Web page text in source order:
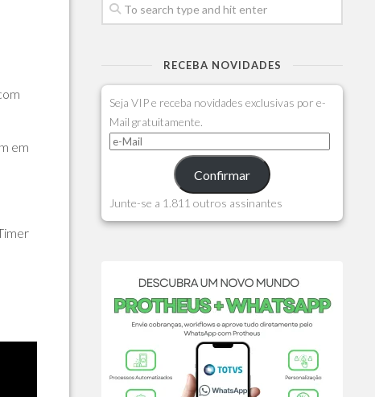
em
RECEBA NOVIDADES
Seja VIP e receba novidades exclusivas por e-
Mail gratuitamente.
Confirmar
Junte-se a 1.811 outros assinantes